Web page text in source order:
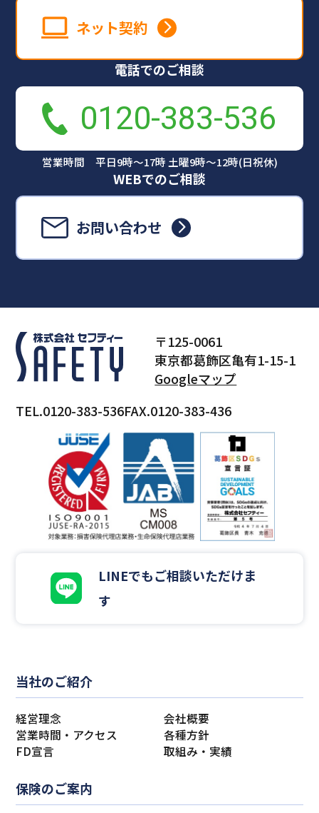
ネット契約
電話でのご相談
0120-383-536
営業時間 平日9時～17時 土曜9時～12時(日祝休)
WEBでのご相談
お問い合わせ
〒125-0061
東京都葛飾区亀有1-15-1
Googleマップ
TEL.0120-383-536FAX.0120-383-436
LINEでもご相談いただけま
す
当社のご紹介
経営理念
会社概要
営業時間・アクセス
各種方針
FD宣言
取組み・実績
保険のご案内